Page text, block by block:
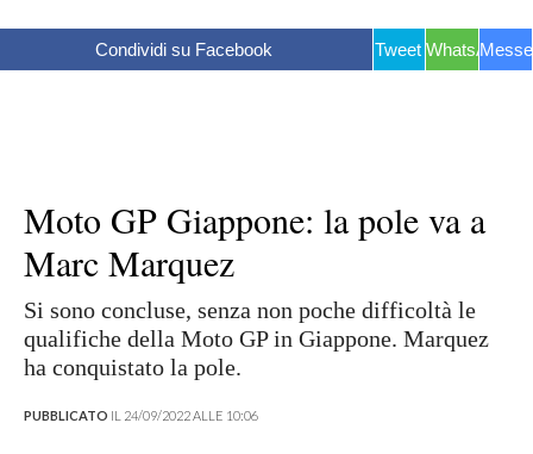
Condividi su Facebook Tweet WhatsApp
Moto GP Giappone: la pole va a
Marc Marquez
Si sono concluse, senza non poche difficoltà le
qualifiche della Moto GP in Giappone. Marquez
ha conquistato la pole.
PUBBLICATO IL 24/09/2022 ALLE 10:06